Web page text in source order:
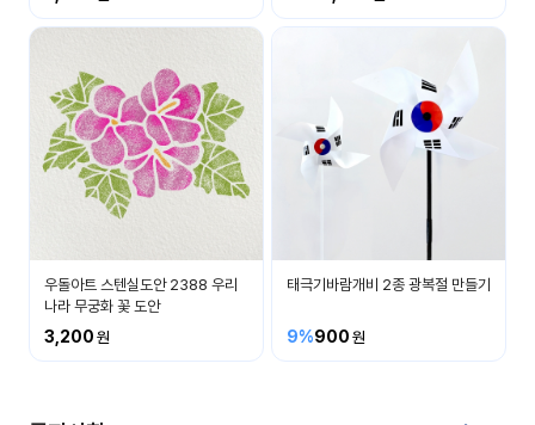
공지
이벤
트
우리
들의
이야
후기
게시
판
우돌아트 스텐실도안 2388 우리
나라 무궁화 꽃 도안
3,200
태극기바람개비 2종 광복절 만들기
9%900